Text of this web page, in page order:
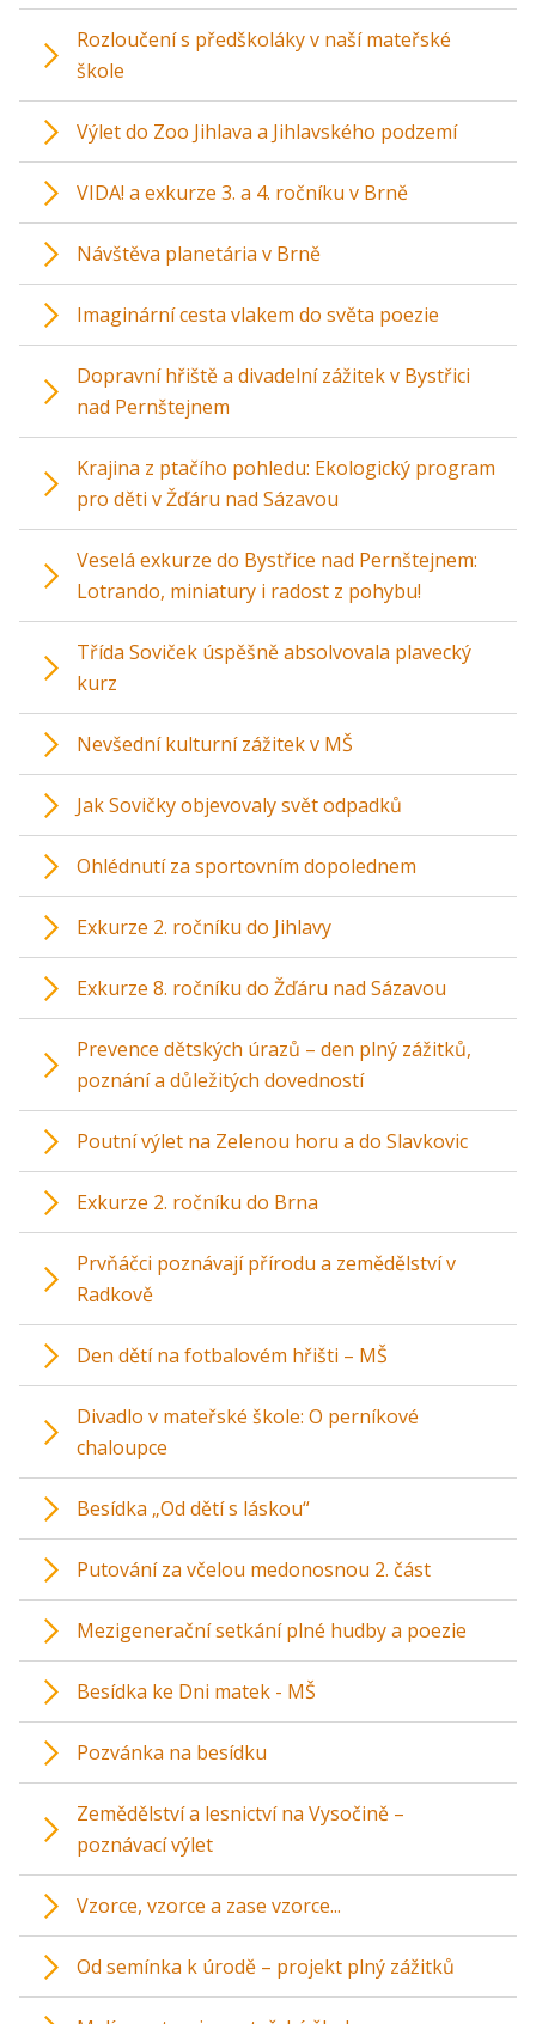
Rozloučení s předškoláky v naší mateřské
škole
Výlet do Zoo Jihlava a Jihlavského podzemí
VIDA! a exkurze 3. a 4. ročníku v Brně
Návštěva planetária v Brně
Imaginární cesta vlakem do světa poezie
Dopravní hřiště a divadelní zážitek v Bystřici
nad Pernštejnem
Krajina z ptačího pohledu: Ekologický program
pro děti v Žďáru nad Sázavou
Veselá exkurze do Bystřice nad Pernštejnem:
Lotrando, miniatury i radost z pohybu!
Třída Soviček úspěšně absolvovala plavecký
kurz
Nevšední kulturní zážitek v MŠ
Jak Sovičky objevovaly svět odpadků
Ohlédnutí za sportovním dopolednem
Exkurze 2. ročníku do Jihlavy
Exkurze 8. ročníku do Žďáru nad Sázavou
Prevence dětských úrazů – den plný zážitků,
poznání a důležitých dovedností
Poutní výlet na Zelenou horu a do Slavkovic
Exkurze 2. ročníku do Brna
Prvňáčci poznávají přírodu a zemědělství v
Radkově
Den dětí na fotbalovém hřišti – MŠ
Divadlo v mateřské škole: O perníkové
chaloupce
Besídka „Od dětí s láskou“
Putování za včelou medonosnou 2. část
Mezigenerační setkání plné hudby a poezie
Besídka ke Dni matek - MŠ
Pozvánka na besídku
Zemědělství a lesnictví na Vysočině –
poznávací výlet
Vzorce, vzorce a zase vzorce...
Od semínka k úrodě – projekt plný zážitků